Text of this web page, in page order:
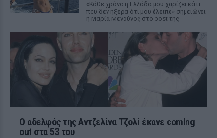
«Κάθε χρόνο η Ελλάδα μου χαρίζει κάτι
που δεν ήξερα ότι μου έλειπε» σημειώνει
η Μαρία Μενούνος στο post της
Ο αδελφός της Αντζελίνα Τζολί έκανε coming
out στα 53 του